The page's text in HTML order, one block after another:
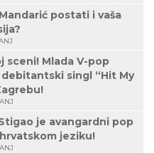
postati i vaša
sceni! Mlada V-pop
singl “Hit My
je avangardni pop
jeziku!